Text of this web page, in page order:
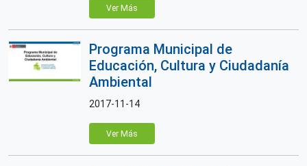
Ver Más
Programa Municipal de
Educación, Cultura y Ciudadanía
Ambiental
2017-11-14
Ver Más